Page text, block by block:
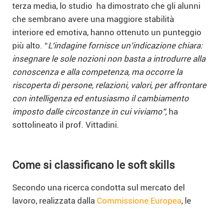
terza media, lo studio ha dimostrato che gli alunni
che sembrano avere una maggiore stabilità
interiore ed emotiva, hanno ottenuto un punteggio
più alto. “L’indagine fornisce un’indicazione chiara:
insegnare le sole nozioni non basta a introdurre alla
conoscenza e alla competenza, ma occorre la
riscoperta di persone, relazioni, valori, per affrontare
con intelligenza ed entusiasmo il cambiamento
imposto dalle circostanze in cui viviamo”, ha
sottolineato il prof. Vittadini.
Come si classificano le soft skills
Secondo una ricerca condotta sul mercato del
lavoro, realizzata dalla Commissione Europea, le